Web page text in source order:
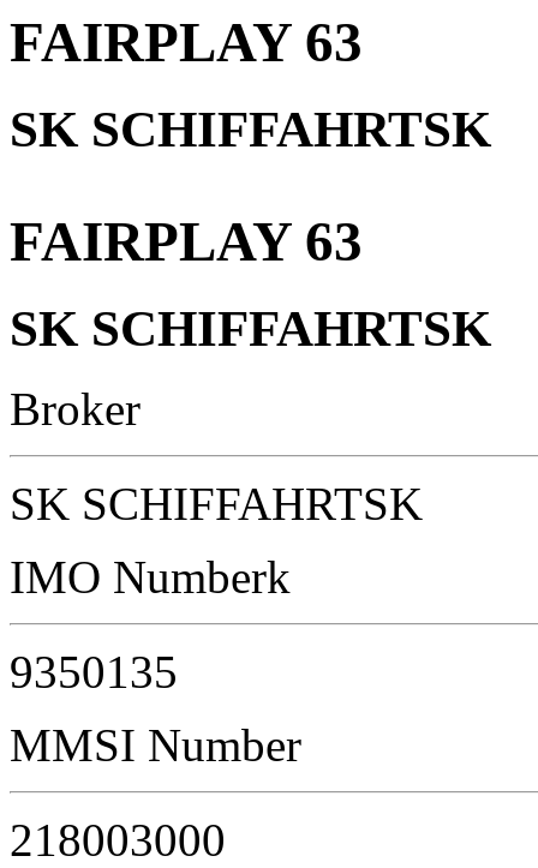
FAIRPLAY 63
SK SCHIFFAHRTSK
FAIRPLAY 63
SK SCHIFFAHRTSK
Broker
SK SCHIFFAHRTSK
IMO Numberk
9350135
MMSI Number
218003000